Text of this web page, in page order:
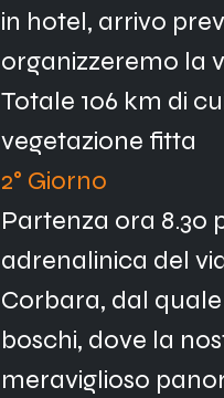
in hotel, arrivo
organizzeremo la
Totale 106 km di
vegetazione fitta
2° Giorno
Partenza ora 8.30
adrenalinica del
Corbara, dal
boschi, dove la
meraviglioso